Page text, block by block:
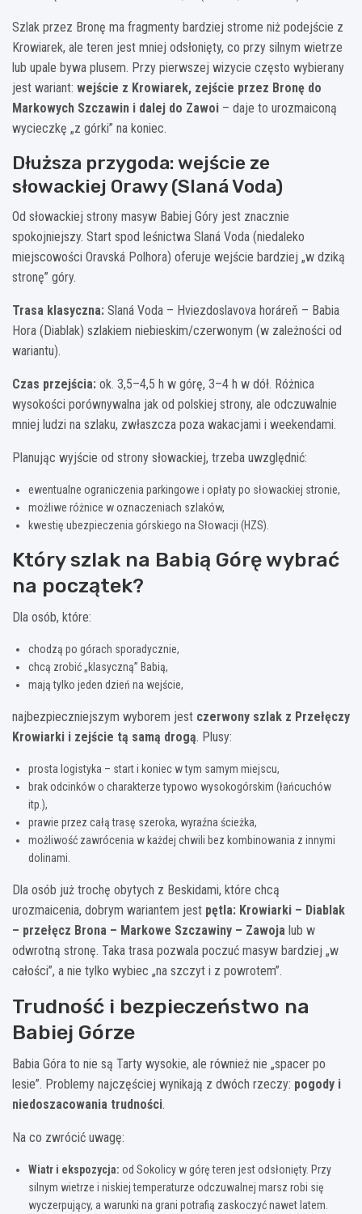
Szlak przez Bronę ma fragmenty bardziej strome niż podejście z
Krowiarek, ale teren jest mniej odsłonięty, co przy silnym wietrze
lub upale bywa plusem. Przy pierwszej wizycie często wybierany
jest wariant: wejście z Krowiarek, zejście przez Bronę do
Markowych Szczawin i dalej do Zawoi – daje to urozmaiconą
wycieczkę „z górki” na koniec.
Dłuższa przygoda: wejście ze
słowackiej Orawy (Slaná Voda)
Od słowackiej strony masyw Babiej Góry jest znacznie
spokojniejszy. Start spod leśnictwa Slaná Voda (niedaleko
miejscowości Oravská Polhora) oferuje wejście bardziej „w dziką
stronę” góry.
Trasa klasyczna: Slaná Voda – Hviezdoslavova horáreň – Babia
Hora (Diablak) szlakiem niebieskim/czerwonym (w zależności od
wariantu).
Czas przejścia: ok. 3,5–4,5 h w górę, 3–4 h w dół. Różnica
wysokości porównywalna jak od polskiej strony, ale odczuwalnie
mniej ludzi na szlaku, zwłaszcza poza wakacjami i weekendami.
Planując wyjście od strony słowackiej, trzeba uwzględnić:
ewentualne ograniczenia parkingowe i opłaty po słowackiej stronie,
możliwe różnice w oznaczeniach szlaków,
kwestię ubezpieczenia górskiego na Słowacji (HZS).
Który szlak na Babią Górę wybrać
na początek?
Dla osób, które:
chodzą po górach sporadycznie,
chcą zrobić „klasyczną” Babią,
mają tylko jeden dzień na wejście,
najbezpieczniejszym wyborem jest czerwony szlak z Przełęczy
Krowiarki i zejście tą samą drogą. Plusy:
prosta logistyka – start i koniec w tym samym miejscu,
brak odcinków o charakterze typowo wysokogórskim (łańcuchów
itp.),
prawie przez całą trasę szeroka, wyraźna ścieżka,
możliwość zawrócenia w każdej chwili bez kombinowania z innymi
dolinami.
Dla osób już trochę obytych z Beskidami, które chcą
urozmaicenia, dobrym wariantem jest pętla: Krowiarki – Diablak
– przełęcz Brona – Markowe Szczawiny – Zawoja lub w
odwrotną stronę. Taka trasa pozwala poczuć masyw bardziej „w
całości”, a nie tylko wybiec „na szczyt i z powrotem”.
Trudność i bezpieczeństwo na
Babiej Górze
Babia Góra to nie są Tarty wysokie, ale również nie „spacer po
lesie”. Problemy najczęściej wynikają z dwóch rzeczy: pogody i
niedoszacowania trudności.
Na co zwrócić uwagę:
Wiatr i ekspozycja: od Sokolicy w górę teren jest odsłonięty. Przy
silnym wietrze i niskiej temperaturze odczuwalnej marsz robi się
wyczerpujący, a warunki na grani potrafią zaskoczyć nawet latem.